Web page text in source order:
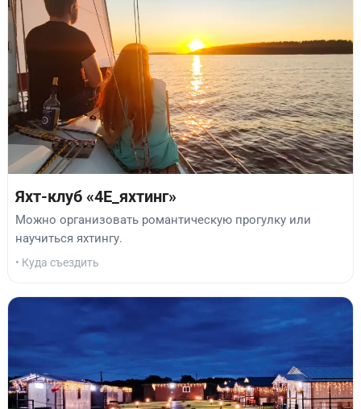
Яхт-клуб «4Е_яхтинг»
Можно организовать романтическую прогулку или
научиться яхтингу.
• Куда съездить